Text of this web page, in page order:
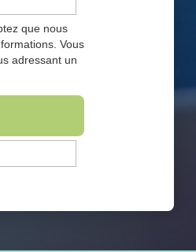
que nous
Vous
adressant un